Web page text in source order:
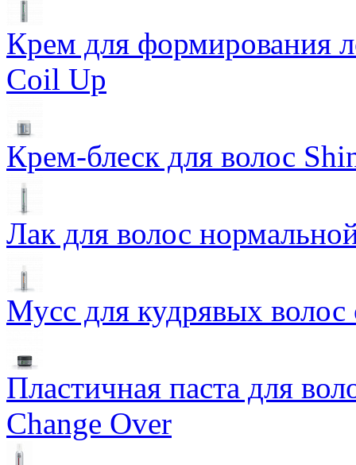
Крем для формирования
Coil Up
Крем-блеск для волос
Лак для волос
Мусс для кудрявых
Пластичная паста для
Change Over